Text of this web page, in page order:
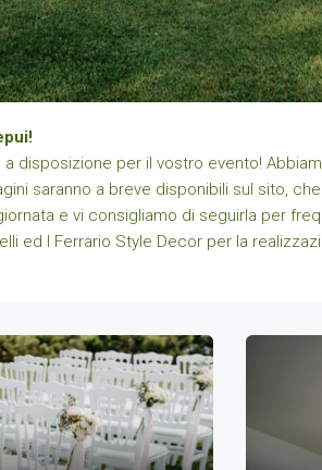
a disposizione per il vostro evento!
saranno a breve disponibili sul sito,
e vi consigliamo di seguirla per
ed I Ferrario Style Decor per la